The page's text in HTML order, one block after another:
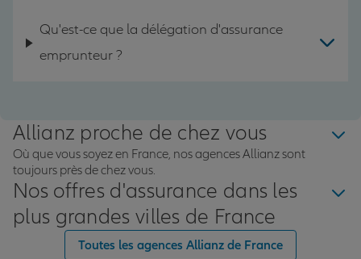
Qu'est-ce que la délégation d'assurance
emprunteur ?
Allianz proche de chez vous
Où que vous soyez en France, nos agences Allianz sont
toujours près de chez vous.
Nos offres d'assurance dans les
plus grandes villes de France
Toutes les agences Allianz de France